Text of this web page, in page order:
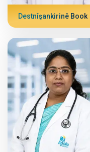
Destnîşankirinê Book